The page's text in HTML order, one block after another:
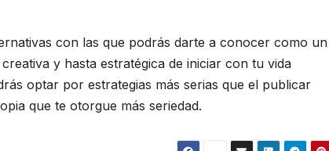
con las que podrás darte a conocer como un
y hasta estratégica de iniciar con tu vida
optar por estrategias más serias que el publicar
que te otorgue más seriedad.
Transylvania –
Lo que no
sabemos del
1 OCTUBRE, 2020 9